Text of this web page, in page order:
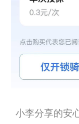
小李分享的安